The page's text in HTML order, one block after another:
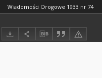
Wiadomości Drogowe 1933 nr 74